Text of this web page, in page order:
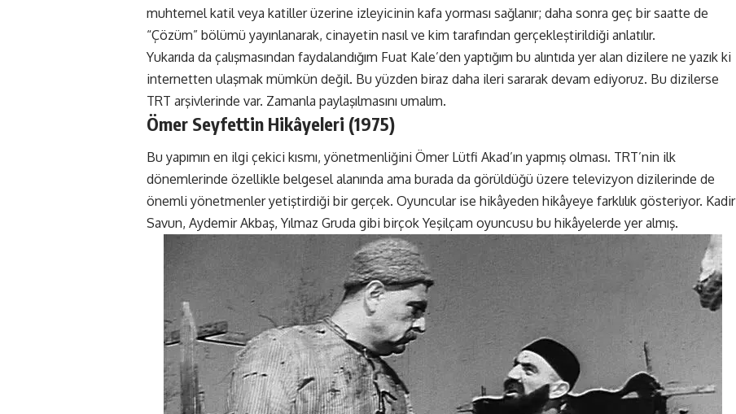
muhtemel katil veya katiller üzerine izleyicinin kafa yorması sağlanır; daha sonra geç bir saatte de
“Çözüm” bölümü yayınlanarak, cinayetin nasıl ve kim tarafından gerçekleştirildiği anlatılır.
Yukarıda da çalışmasından faydalandığım Fuat Kale’den yaptığım bu alıntıda yer alan dizilere ne yazık ki
internetten ulaşmak mümkün değil. Bu yüzden biraz daha ileri sararak devam ediyoruz. Bu dizilerse
TRT arşivlerinde var. Zamanla paylaşılmasını umalım.
Ömer Seyfettin Hikâyeleri (1975)
Bu yapımın en ilgi çekici kısmı, yönetmenliğini Ömer Lütfi Akad’ın yapmış olması. TRT’nin ilk
dönemlerinde özellikle belgesel alanında ama burada da görüldüğü üzere televizyon dizilerinde de
önemli yönetmenler yetiştirdiği bir gerçek. Oyuncular ise hikâyeden hikâyeye farklılık gösteriyor. Kadir
Savun, Aydemir Akbaş, Yılmaz Gruda gibi birçok Yeşilçam oyuncusu bu hikâyelerde yer almış.